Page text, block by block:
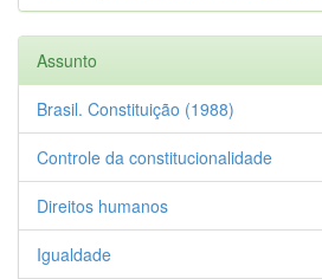
Assunto
Brasil. Constituição (1988)
Controle da constitucionalidade
Direitos humanos
Igualdade